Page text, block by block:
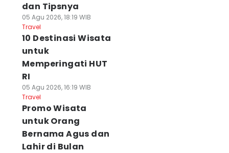
dan Tipsnya
05 Agu 2026, 18:19 WIB
Travel
10 Destinasi Wisata
untuk
Memperingati HUT
RI
05 Agu 2026, 16:19 WIB
Travel
Promo Wisata
untuk Orang
Bernama Agus dan
Lahir di Bulan